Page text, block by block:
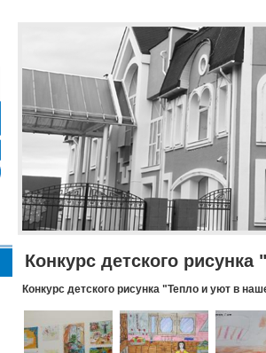
Конкурс детского
Конкурс детского рисунка "Тепло и уют в